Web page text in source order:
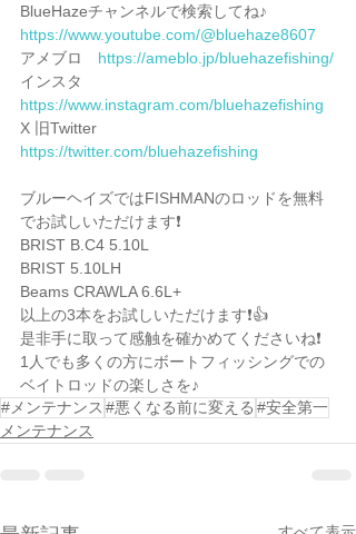
BlueHazeチャンネルで検索してね♪
https://www.youtube.com/@bluehaze8607
アメブロ https://ameblo.jp/bluehazefishing/
インスタ
https://www.instagram.com/bluehazefishing
X 旧Twitter
https://twitter.com/bluehazefishing
ブルーヘイズではFISHMANのロッドを無料
でお試しいただけます❗️
BRIST B.C4 5.10L
BRIST 5.10LH
Beams CRAWLA 6.6L+
以上の3本をお試しいただけます❗️👍
是非手に取って感触を確かめてくださいね❗️
1人でも多くの方にボートフィッシングでの
ベイトロッドの楽しさを♪
#メンテナンス #悪くなる前に変える #安全第一
メンテナンス